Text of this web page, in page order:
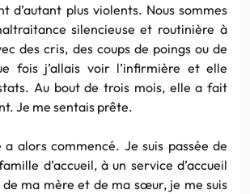
d’autant plus violents. Nous sommes
silencieuse et routinière à
des cris, des coups de poings ou de
fois j’allais voir l’infirmière et elle
Au bout de trois mois, elle a fait
Je me sentais prête.
alors commencé. Je suis passée de
d’accueil, à un service d’accueil
de ma mère et de ma sœur, je me suis